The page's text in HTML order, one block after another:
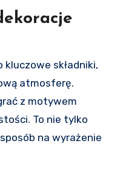
składniki,
atmosferę.
z motywem
To nie tylko
na wyrażenie